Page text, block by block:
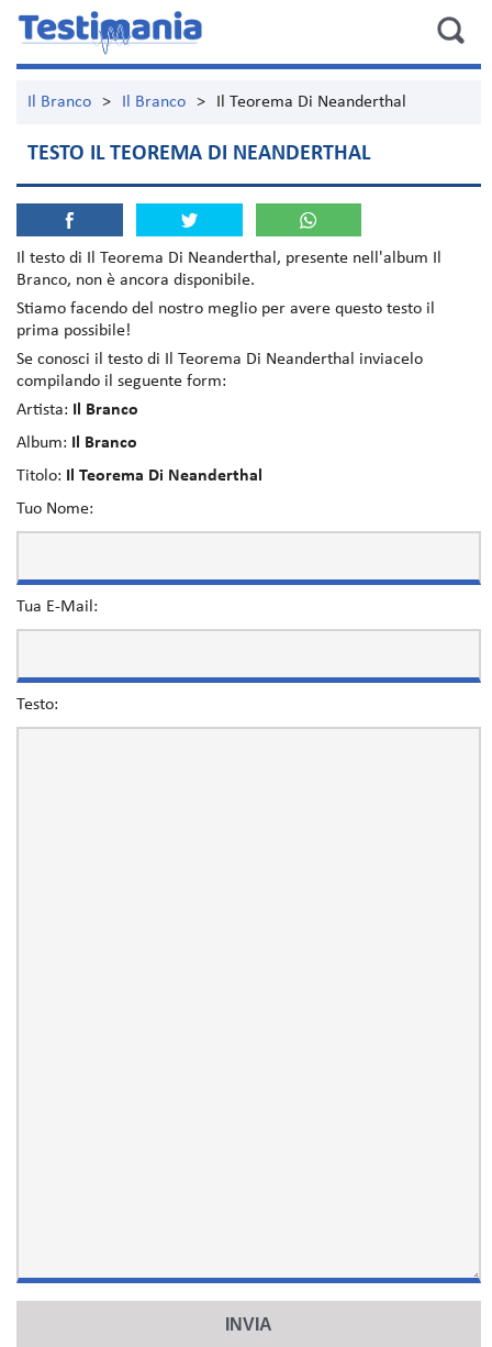
Il Branco > Il Branco > Il Teorema Di Neanderthal
TESTO IL TEOREMA DI NEANDERTHAL
Il testo di Il Teorema Di Neanderthal , presente nell'album
Branco, non è ancora disponibile.
Stiamo facendo del nostro meglio per avere questo testo il
prima possibile!
Se conosci il testo di Il Teorema Di Neanderthal inviacelo
compilando il seguente form:
Artista:
Il Branco
Album:
Il Branco
Titolo:
Il Teorema Di Neanderthal
Tuo Nome:
Tua E-Mail:
Testo: